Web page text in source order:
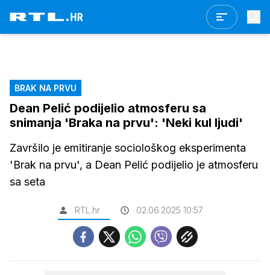
BRAK NA PRVU
Dean Pelić podijelio atmosferu sa
snimanja 'Braka na prvu': 'Neki kul ljudi'
Završilo je emitiranje sociološkog eksperimenta
'Brak na prvu', a Dean Pelić podijelio je atmosferu
sa seta
RTL.hr 02.06.2025 10:57